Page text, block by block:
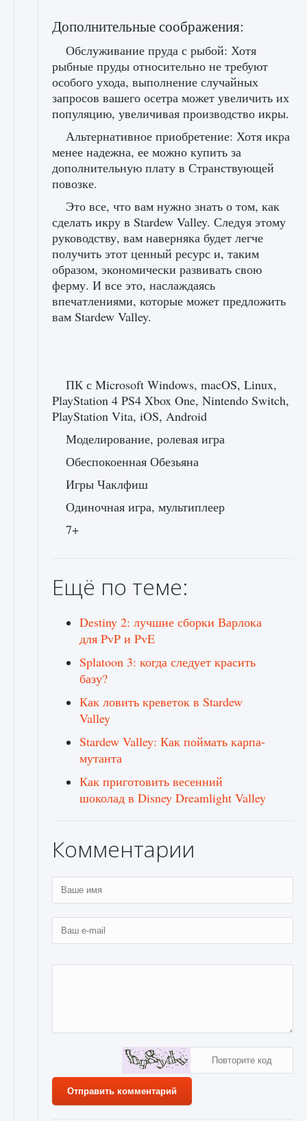
Дополнительные соображения:
Обслуживание пруда с рыбой: Хотя
рыбные пруды относительно не требуют
особого ухода, выполнение случайных
запросов вашего осетра может увеличить их
популяцию, увеличивая производство икры.
Альтернативное приобретение: Хотя икра
менее надежна, ее можно купить за
дополнительную плату в Странствующей
повозке.
Это все, что вам нужно знать о том, как
сделать икру в Stardew Valley. Следуя этому
руководству, вам наверняка будет легче
получить этот ценный ресурс и, таким
образом, экономически развивать свою
ферму. И все это, наслаждаясь
впечатлениями, которые может предложить
вам Stardew Valley.
ПК с Microsoft Windows, macOS, Linux,
PlayStation 4 PS4 Xbox One, Nintendo Switch,
PlayStation Vita, iOS, Android
Моделирование, ролевая игра
Обеспокоенная Обезьяна
Игры Чаклфиш
Одиночная игра, мультиплеер
7+
Ещё по теме:
Destiny 2: лучшие сборки Варлока
для PvP и PvE
Splatoon 3: когда следует красить
базу?
Как ловить креветок в Stardew
Valley
Stardew Valley: Как поймать карпа-
мутанта
Как приготовить весенний
шоколад в Disney Dreamlight Valley
Комментарии
Отправить комментарий